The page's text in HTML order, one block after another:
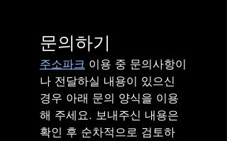
문의하기
주소파크 이용 중 문의사항이
나 전달하실 내용이 있으신
경우 아래 문의 양식을 이용
해 주세요. 보내주신 내용은
확인 후 순차적으로 검토하